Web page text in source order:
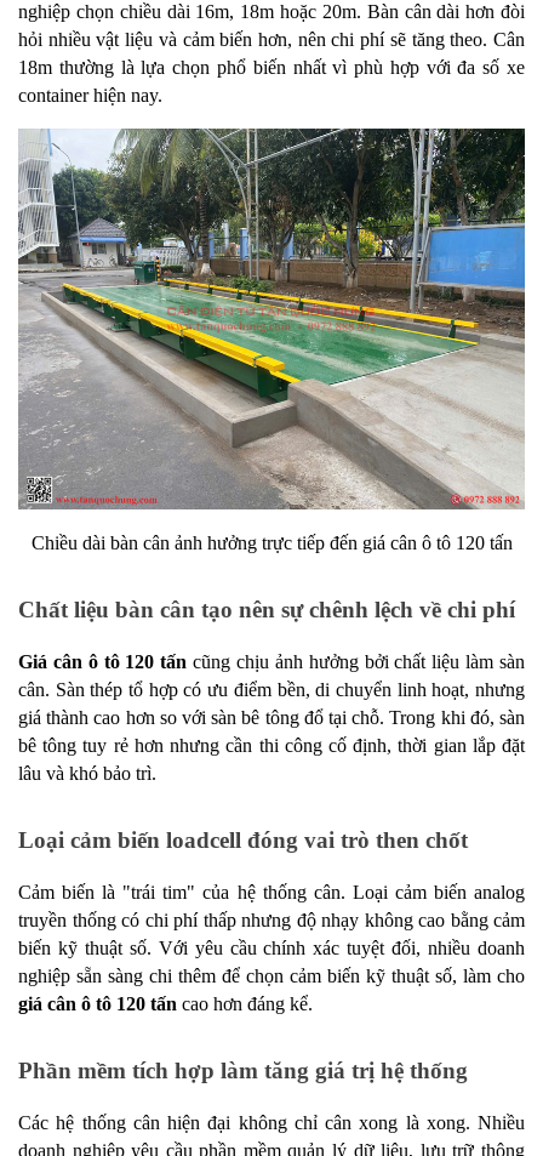
nghiệp chọn chiều dài 16m, 18m hoặc 20m. Bàn cân dài hơn đòi
hỏi nhiều vật liệu và cảm biến hơn, nên chi phí sẽ tăng theo. Cân
18m thường là lựa chọn phổ biến nhất vì phù hợp với đa số xe
container hiện nay.
Chiều dài bàn cân ảnh hưởng trực tiếp đến giá cân ô tô 120 tấn
Chất liệu bàn cân tạo nên sự chênh lệch về chi phí
Giá cân ô tô 120 tấn cũng chịu ảnh hưởng bởi chất liệu làm sàn
cân. Sàn thép tổ hợp có ưu điểm bền, di chuyển linh hoạt, nhưng
giá thành cao hơn so với sàn bê tông đổ tại chỗ. Trong khi đó, sàn
bê tông tuy rẻ hơn nhưng cần thi công cố định, thời gian lắp đặt
lâu và khó bảo trì.
Loại cảm biến loadcell đóng vai trò then chốt
Cảm biến là "trái tim" của hệ thống cân. Loại cảm biến analog
truyền thống có chi phí thấp nhưng độ nhạy không cao bằng cảm
biến kỹ thuật số. Với yêu cầu chính xác tuyệt đối, nhiều doanh
giá cân ô tô 120 tấn cao hơn đáng kể.
Phần mềm tích hợp làm tăng giá trị hệ thống
Các hệ thống cân hiện đại không chỉ cân xong là xong. Nhiều
doanh nghiệp yêu cầu phần mềm quản lý dữ liệu, lưu trữ thông